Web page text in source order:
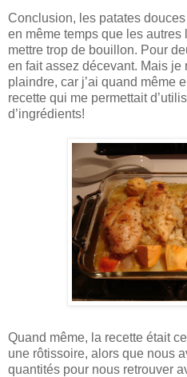
Conclusion, les patates
en même temps que les autres
mettre trop de bouillon. Pour
en fait assez décevant. Mais je
plaindre, car j’ai quand même
recette qui me permettait
d’ingrédients!
Quand même, la recette était
une rôtissoire, alors que nous
quantités pour nous retrouver